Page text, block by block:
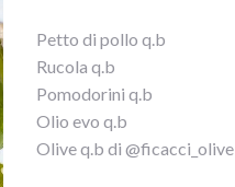
Petto di pollo q.b
Rucola q.b
Pomodorini q.b
Olio evo q.b
Olive q.b di @ficacci_olive